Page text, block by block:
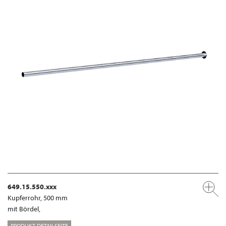
649.15.550.xxx
Kupferrohr, 500 mm
mit Bördel,